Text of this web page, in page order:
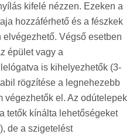
kifelé nézzen. Ezeken a
hozzáférhető és a fészkek
Végső esetben
épület vagy a
is kihelyezhetők (3-
rögzítése a legnehezebb
végezhetők el. Az odútelepek
tetők kínálta lehetőségeket
de a szigetelést